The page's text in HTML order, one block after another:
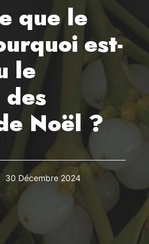
que le
est-
le
Noël ?
30 Décembre 2024